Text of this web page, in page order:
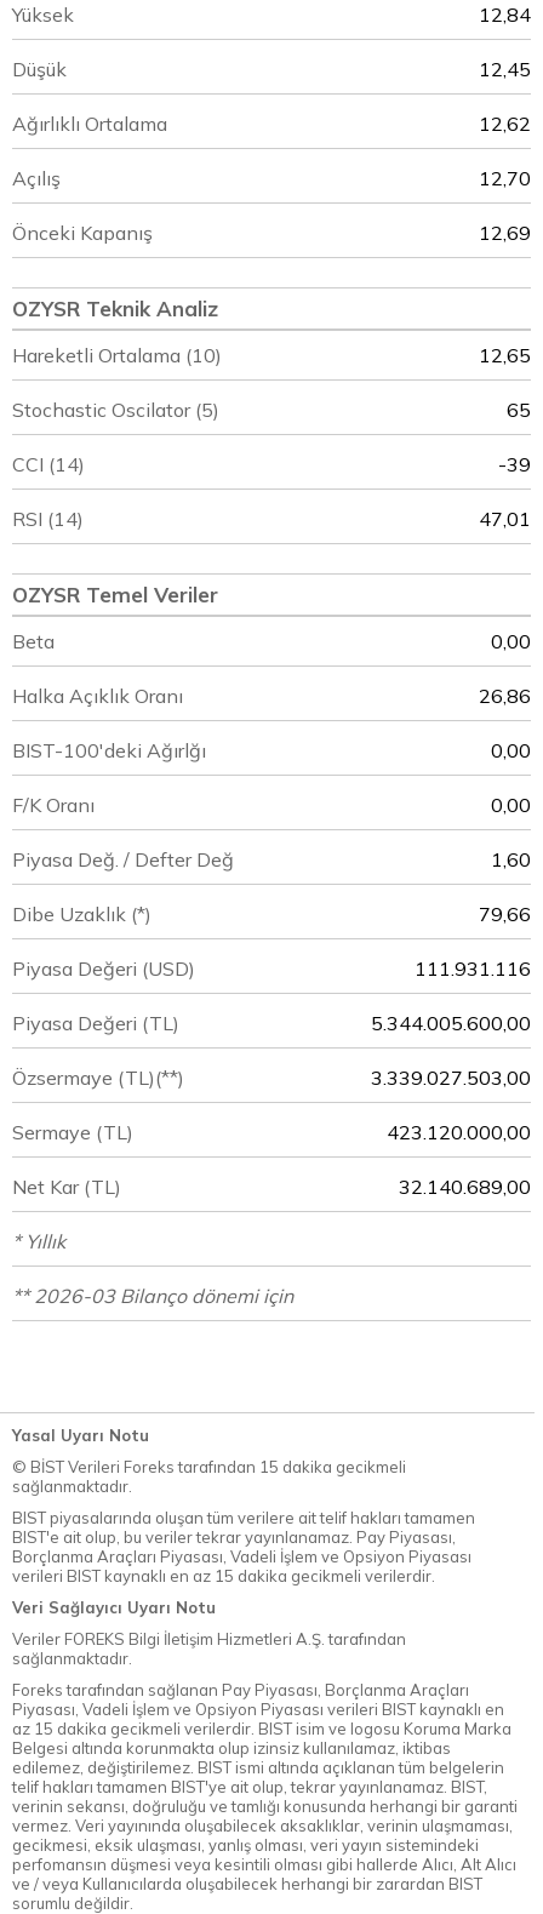
Yüksek 12,84
Düşük 12,45
Ağırlıklı Ortalama 12,62
Açılış 12,70
Önceki Kapanış 12,69
OZYSR Teknik Analiz
Hareketli Ortalama (10) 12,65
Stochastic Oscilator (5) 65
CCI (14) -39
RSI (14) 47,01
OZYSR Temel Veriler
Beta 0,00
Halka Açıklık Oranı 26,86
BIST-100'deki Ağırlğı 0,00
F/K Oranı 0,00
Piyasa Değ. / Defter Değ 1,60
Dibe Uzaklık (*) 79,66
Piyasa Değeri (USD) 111.931.116
Piyasa Değeri (TL) 5.344.005.600,00
Özsermaye (TL)(**) 3.339.027.503,00
Sermaye (TL) 423.120.000,00
Net Kar (TL) 32.140.689,00
* Yıllık
** 2026-03 Bilanço dönemi için
Yasal Uyarı Notu
© BİST Verileri Foreks tarafından 15 dakika gecikmeli
sağlanmaktadır.
BIST piyasalarında oluşan tüm verilere ait telif hakları tamamen
BIST'e ait olup, bu veriler tekrar yayınlanamaz. Pay Piyasası,
Borçlanma Araçları Piyasası, Vadeli İşlem ve Opsiyon Piyasası
verileri BIST kaynaklı en az 15 dakika gecikmeli verilerdir.
Veri Sağlayıcı Uyarı Notu
Veriler FOREKS Bilgi İletişim Hizmetleri A.Ş. tarafından
sağlanmaktadır.
Foreks tarafından sağlanan Pay Piyasası, Borçlanma Araçları
Piyasası, Vadeli İşlem ve Opsiyon Piyasası verileri BIST kaynaklı en
az 15 dakika gecikmeli verilerdir. BIST isim ve logosu Koruma Marka
Belgesi altında korunmakta olup izinsiz kullanılamaz, iktibas
edilemez, değiştirilemez. BIST ismi altında açıklanan tüm belgelerin
telif hakları tamamen BIST'ye ait olup, tekrar yayınlanamaz. BIST,
verinin sekansı, doğruluğu ve tamlığı konusunda herhangi bir garanti
vermez. Veri yayınında oluşabilecek aksaklıklar, verinin ulaşmaması,
gecikmesi, eksik ulaşması, yanlış olması, veri yayın sistemindeki
perfomansın düşmesi veya kesintili olması gibi hallerde Alıcı, Alt Alıcı
ve / veya Kullanıcılarda oluşabilecek herhangi bir zarardan BIST
sorumlu değildir.